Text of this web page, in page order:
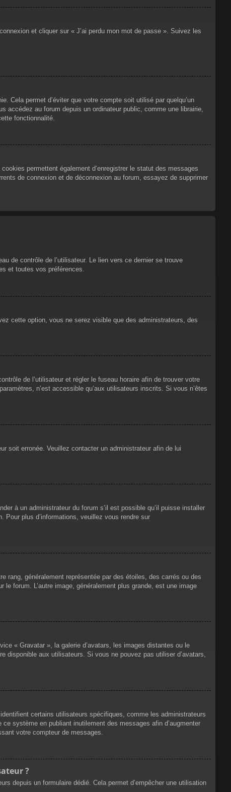
et cliquer sur « J’ai perdu mon mot de passe ». Suivez les
Cela permet d’éviter que votre compte soit utilisé par quelqu’un
accédez au forum depuis un ordinateur public, comme une librairie,
fonctionnalité.
permettent également d’enregistrer le statut des messages
de connexion et de déconnexion au forum, essayez de supprimer
de contrôle de l’utilisateur. Le lien vers ce dernier se trouve
et toutes vos préférences.
cette option, vous ne serez visible que des administrateurs, des
de l’utilisateur et régler le fuseau horaire afin de trouver votre
n’est accessible qu’aux utilisateurs inscrits. Si vous n’êtes
soit erronée. Veuillez contacter un administrateur afin de lui
à un administrateur du forum s’il est possible qu’il puisse installer
Pour plus d’informations, veuillez vous rendre sur
rang, généralement représentée par des étoiles, des carrés ou des
forum. L’autre image, généralement plus grande, est une image
« Gravatar », la galerie d’avatars, les images distantes ou le
disponible aux utilisateurs. Si vous ne pouvez pas utiliser d’avatars,
certains utilisateurs spécifiques, comme les administrateurs
système en publiant inutilement des messages afin d’augmenter
votre compteur de messages.
?
depuis un formulaire dédié. Cela permet d’empêcher une utilisation